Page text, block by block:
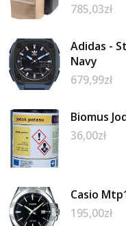
785,03zł
Adidas -
Navy
679,99zł
Biomus
36,00zł
Casio
195,00zł